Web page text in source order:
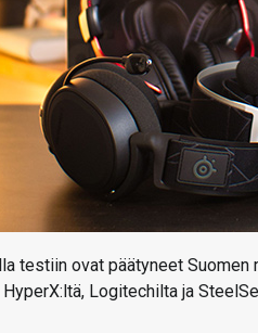
testiin ovat päätyneet
Logitechilta ja